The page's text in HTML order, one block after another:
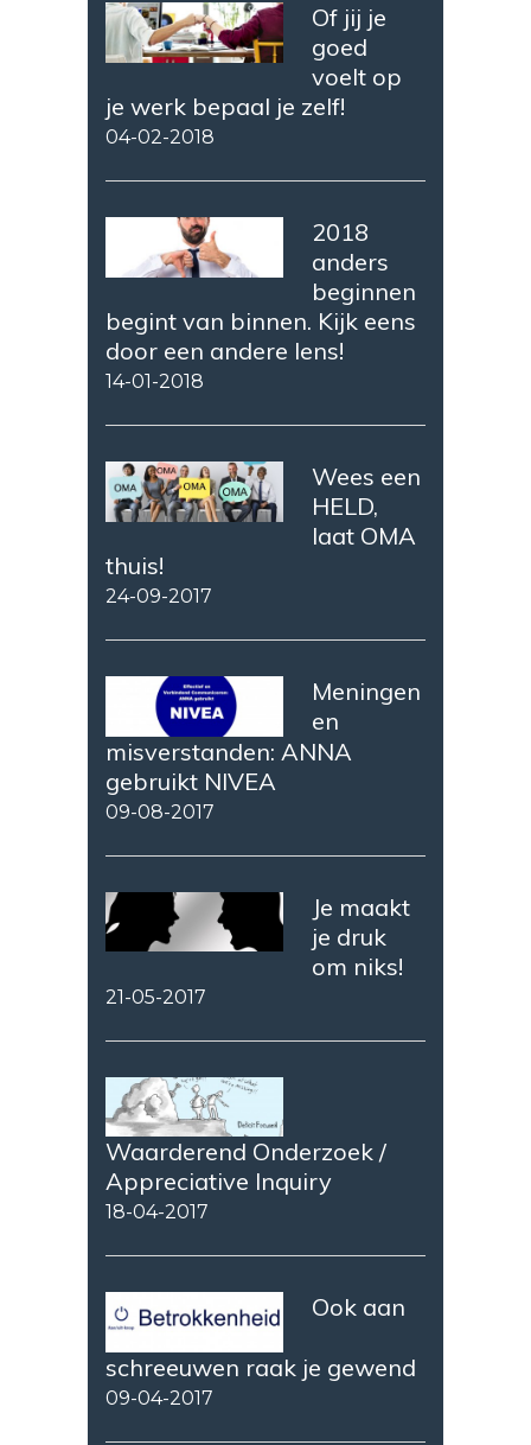
Of jij je
goed
voelt op
je werk bepaal je zelf!
04-02-2018
2018
anders
beginnen
begint van binnen. Kijk eens
door een andere lens!
14-01-2018
Wees een
HELD,
laat OMA
thuis!
24-09-2017
Meningen
en
misverstanden: ANNA
gebruikt NIVEA
09-08-2017
Je maakt
je druk
om niks!
21-05-2017
Waarderend Onderzoek /
Appreciative Inquiry
18-04-2017
Ook aan
schreeuwen raak je gewend
09-04-2017